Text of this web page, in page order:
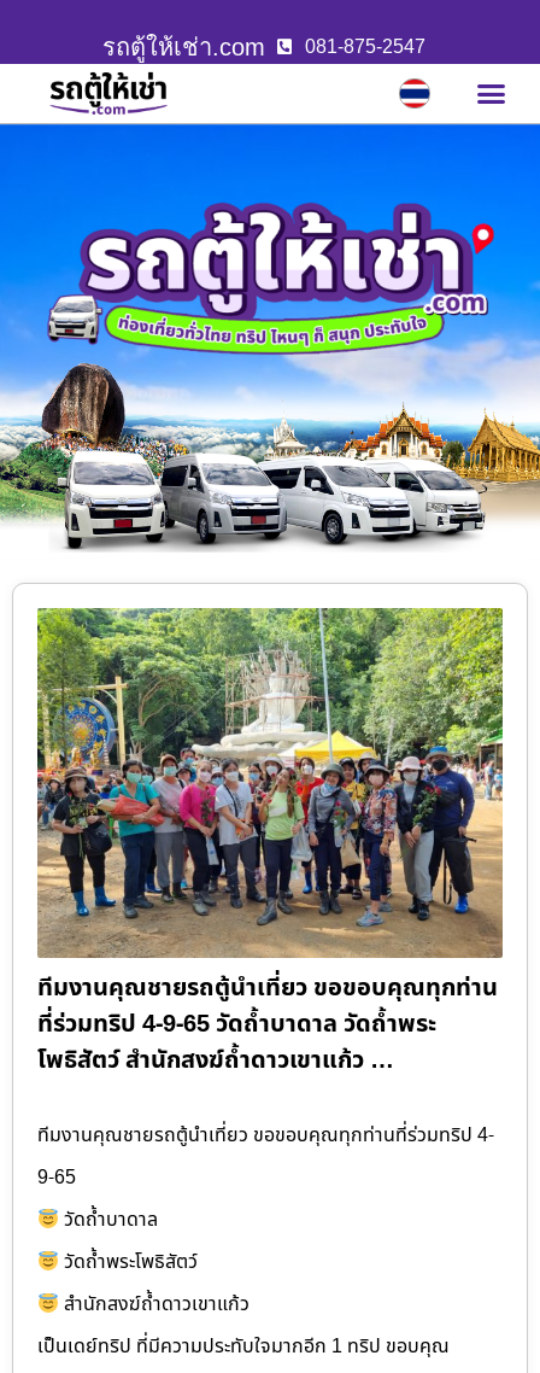
รถตู้ให้เช่า.com 081-875-2547
ทีมงานคุณชายรถตู้นำเที่ยว ขอขอบคุณทุกท่าน
ที่ร่วมทริป 4-9-65 วัดถ้ำบาดาล วัดถ้ำพระ
โพธิสัตว์ สำนักสงฆ์ถ้ำดาวเขาแก้ว …
ทีมงานคุณชายรถตู้นำเที่ยว ขอขอบคุณทุกท่านที่ร่วมทริป 4-
9-65
วัดถ้ำบาดาล
วัดถ้ำพระโพธิสัตว์
สำนักสงฆ์ถ้ำดาวเขาแก้ว
เป็นเดย์ทริป ที่มีความประทับใจมากอีก 1 ทริป ขอบคุณ